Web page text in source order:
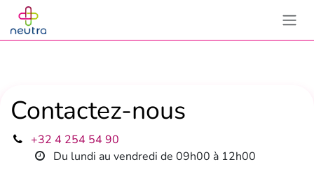
Se rendre au contenu
Contactez-nous
+32 4 254 54 90
Du lundi au vendredi de 09h00 à 12h00